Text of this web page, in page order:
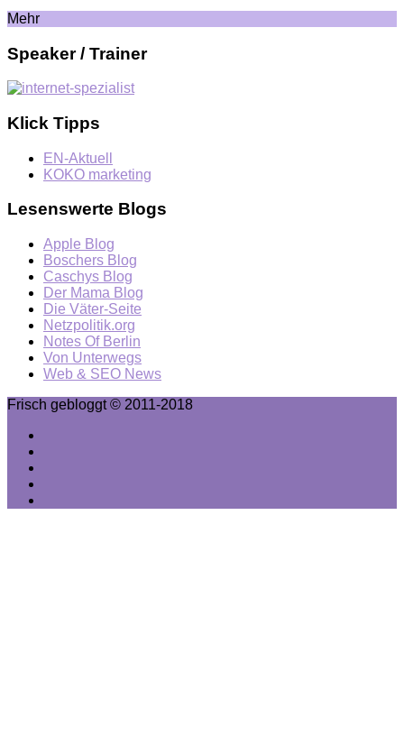
Mehr
Speaker / Trainer
Klick Tipps
EN-Aktuell
KOKO marketing
Lesenswerte Blogs
Apple Blog
Boschers Blog
Caschys Blog
Der Mama Blog
Die Väter-Seite
Netzpolitik.org
Notes Of Berlin
Von Unterwegs
Web & SEO News
Frisch gebloggt © 2011-2018